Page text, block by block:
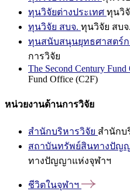
ทุนวิจัยต่างประเทศ ทุนวิ
ทุนวิจัย สบจ. ทุนวิจัย สบจ.
ทุนสนับสนุนยุทธศาสตร์ก
การวิจัย
The Second Century
Fund Office (C2F)
หน่วยงานด้านการวิจัย
สำนักบริหารวิจัย สำนักบ
สถาบันทรัพย์สินทางปัญ
ทางปัญญาแห่งจุฬาฯ
ชีวิตในจุฬาฯ